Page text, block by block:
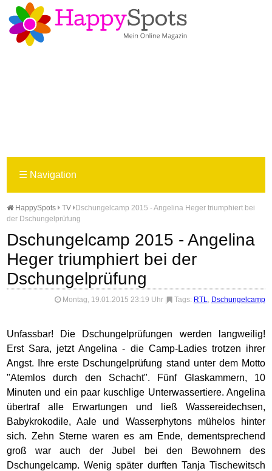
☰ Navigation
HappySpots TV
Dschungelcamp 2015 - Angelina Heger triumphiert bei
der Dschungelprüfung
Dschungelcamp 2015 - Angelina
Heger triumphiert bei der
Dschungelprüfung
Montag, 19.01.2015 23:19 Uhr Tags: RTL, Dschungelcamp
Unfassbar! Die Dschungelprüfungen werden langweilig!
Erst Sara, jetzt Angelina - die Camp-Ladies trotzen ihrer
Angst. Ihre erste Dschungelprüfung stand unter dem Motto
"Atemlos durch den Schacht". Fünf Glaskammern, 10
Minuten und ein paar kuschlige Unterwassertiere. Angelina
übertraf alle Erwartungen und ließ Wassereidechsen,
Babykrokodile, Aale und Wasserphytons mühelos hinter
sich. Zehn Sterne waren es am Ende, dementsprechend
groß war auch der Jubel bei den Bewohnern des
Dschungelcamp. Wenig später durften Tanja Tischewitsch